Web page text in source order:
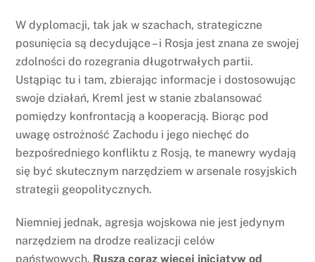
W dyplomacji, tak jak w szachach, strategiczne
posunięcia są decydujące – i Rosja jest znana ze swojej
zdolności do rozegrania długotrwałych partii.
Ustąpiąc tu i tam, zbierając informacje i dostosowując
swoje działań, Kreml jest w stanie zbalansować
pomiędzy konfrontacją a kooperacją. Biorąc pod
uwagę ostrożność Zachodu i jego niechęć do
bezpośredniego konfliktu z Rosją, te manewry wydają
się być skutecznym narzędziem w arsenale rosyjskich
strategii geopolitycznych.
Niemniej jednak, agresja wojskowa nie jest jedynym
narzędziem na drodze realizacji celów
państwowych. Rusza coraz więcej inicjatyw od